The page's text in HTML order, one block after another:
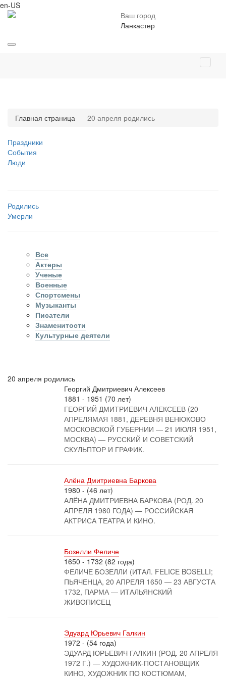
en-US
Ваш город
Ланкастер
Главная страница 20 апреля родились
Праздники
События
Люди
Родились
Умерли
Все
Актеры
Ученые
Военные
Спортсмены
Музыканты
Писатели
Знаменитости
Культурные деятели
20 апреля родились
Георгий Дмитриевич Алексеев
1881 - 1951 (70 лет)
ГЕОРГИЙ ДМИТРИЕВИЧ АЛЕКСЕЕВ (20
АПРЕЛЯМАЯ 1881, ДЕРЕВНЯ ВЕНЮКОВО
МОСКОВСКОЙ ГУБЕРНИИ — 21 ИЮЛЯ 1951,
МОСКВА) — РУССКИЙ И СОВЕТСКИЙ
СКУЛЬПТОР И ГРАФИК.
Алёна Дмитриевна Баркова
1980 - (46 лет)
АЛЁНА ДМИТРИЕВНА БАРКОВА (РОД. 20
АПРЕЛЯ 1980 ГОДА) — РОССИЙСКАЯ
АКТРИСА ТЕАТРА И КИНО.
Бозелли Феличе
1650 - 1732 (82 года)
ФЕЛИЧЕ БОЗЕЛЛИ (ИТАЛ. FELICE BOSELLI;
ПЬЯЧЕНЦА, 20 АПРЕЛЯ 1650 — 23 АВГУСТА
1732, ПАРМА — ИТАЛЬЯНСКИЙ
ЖИВОПИСЕЦ
Эдуард Юрьевич Галкин
1972 - (54 года)
ЭДУАРД ЮРЬЕВИЧ ГАЛКИН (РОД. 20 АПРЕЛЯ
1972 Г.) — ХУДОЖНИК-ПОСТАНОВЩИК
КИНО, ХУДОЖНИК ПО КОСТЮМАМ,